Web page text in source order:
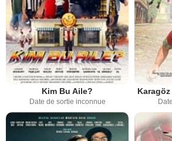
Kim Bu Aile?
Date de sortie inconnue